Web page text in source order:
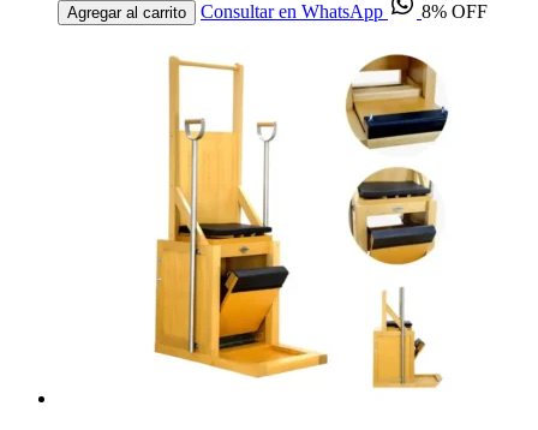
Agregar al carrito Consultar en WhatsApp 8% OFF